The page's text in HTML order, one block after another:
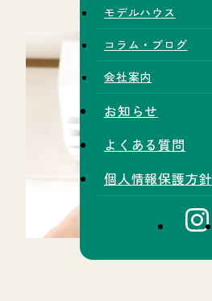
モデルハウス
コラム・ブログ
会社案内
お知らせ
よくある質問
個人情報保護方針